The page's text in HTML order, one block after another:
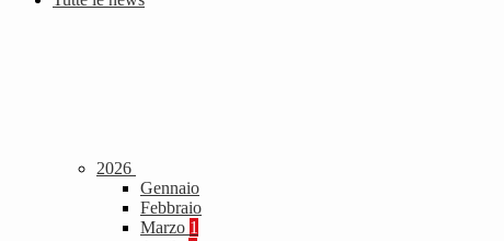
2026
Gennaio
Febbraio
Marzo 1